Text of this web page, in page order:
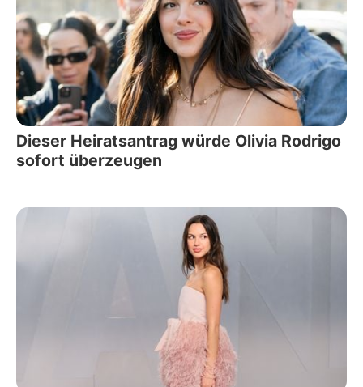
Dieser Heiratsantrag würde Olivia Rodrigo
sofort überzeugen